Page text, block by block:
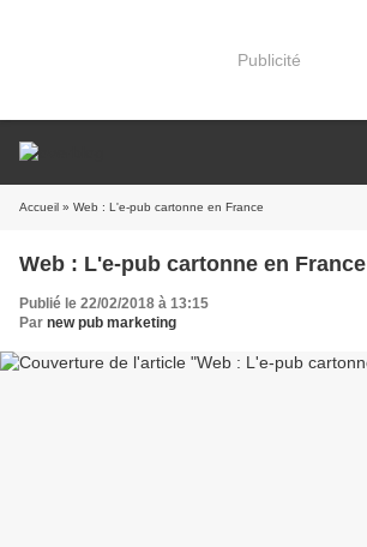
Publicité
Accueil » Web : L'e-pub cartonne en France
Web : L'e-pub cartonne en France
Publié le 22/02/2018 à 13:15
Par new pub marketing